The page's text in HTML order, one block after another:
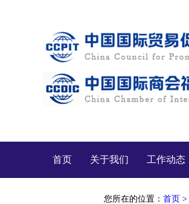
首页 关于我们 工作动态
您所在的位置： 首页 >